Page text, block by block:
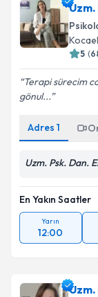
E-posta
Kişisel
Uzm.
5 (
Terapi sürecim
gönul...
Adres 1
Uzm. Psk. Dan.
En Yakın Saatler
Yarın
12:00
Uzm.